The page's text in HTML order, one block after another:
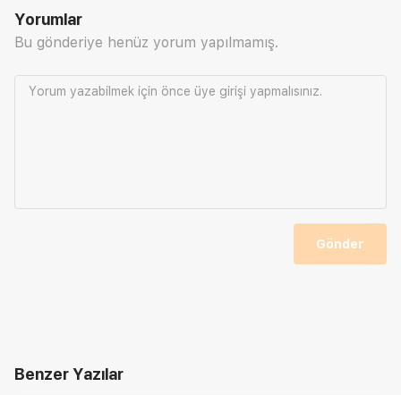
Yorumlar
Bu gönderiye henüz yorum yapılmamış.
Yorum yazabilmek için önce üye girişi yapmalısınız.
Gönder
Benzer Yazılar